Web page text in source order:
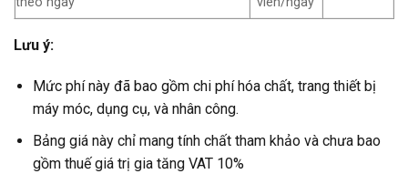
Lưu ý:
Mức phí này đã bao gồm chi phí hóa chất, trang thiết bị
máy móc, dụng cụ, và nhân công.
Bảng giá này chỉ mang tính chất tham khảo và chưa bao
gồm thuế giá trị gia tăng VAT 10%